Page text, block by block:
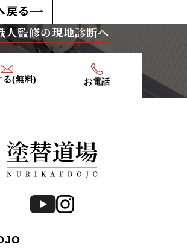
戻る
人監修の現地診断へ
る(無料) お電話